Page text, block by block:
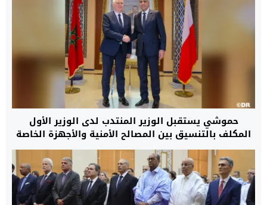
حموشي يستقبل الوزير المنتدب لدى الوزير الأول
المكلف بالتنسيق بين المصالح الأمنية والأجهزة الخاصة
بدولة بولونيا